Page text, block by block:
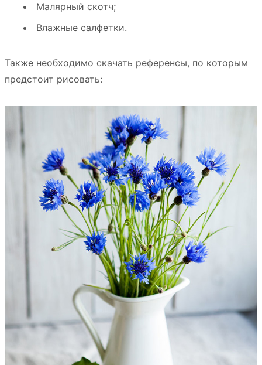
Малярный скотч;
Влажные салфетки.
Также необходимо скачать референсы, по которым
предстоит рисовать: